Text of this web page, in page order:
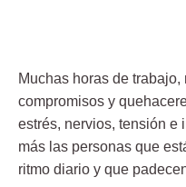
Muchas horas de
compromisos y
estrés, nervios, tensión e
más las personas que
ritmo diario y que